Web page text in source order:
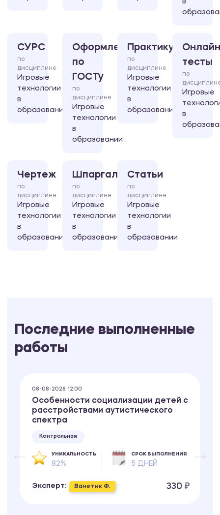
в
СУРС
по
дисциплине
Игровые
технологии
в
образовании
Оформление
по
ГОСТу
по
дисциплине
Игровые
технологии
в
образовании
Практикум
по
дисциплине
Игровые
технологии
в
образовании
тесты
по
Игровые
в
Чертеж
по
дисциплине
Игровые
технологии
в
образовании
Шпаргалка
по
дисциплине
Игровые
технологии
в
образовании
Статьи
по
дисциплине
Игровые
технологии
в
образовании
Последние выполненные
работы
08-08-2026 12:00
Особенности социализации детей с
расстройствами аутистического
спектра
Контрольная
УНИКАЛЬНОСТЬ
82%
СРОК ВЫПОЛНЕНИЯ
5 ДНЕЙ
Эксперт: Ванетик Ф. 330 ₽